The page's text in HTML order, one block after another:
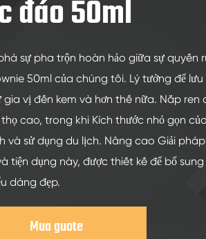
đáo 50ml
sự pha trộn hoàn hảo giữa sự quyến
50ml của chúng tôi. Lý tưởng để
gia vị đến kem và hơn thế nữa. Nắp
cao, trong khi Kích thước nhỏ gọn
và sử dụng du lịch. Nâng cao Giải
tiện dụng này, được thiết kế để bổ
dáng đẹp.
Mua guote